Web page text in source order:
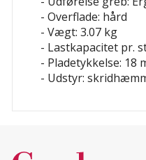
- Overflade: hård
- Vægt: 3.07 kg
- Lastkapacitet pr.
- Pladetykkelse: 18
- Udstyr: